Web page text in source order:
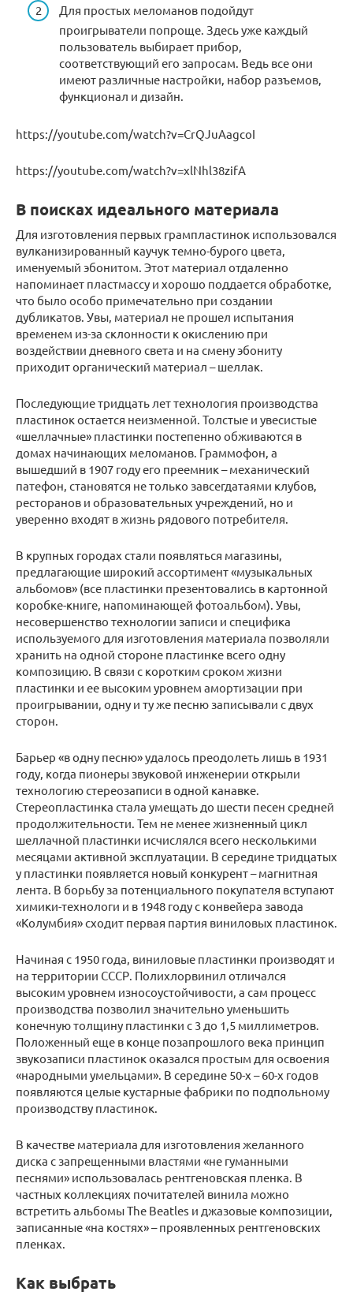
Для простых меломанов подойдут
проигрыватели попроще. Здесь уже каждый
пользователь выбирает прибор,
соответствующий его запросам. Ведь все они
имеют различные настройки, набор разъемов,
функционал и дизайн.
https://youtube.com/watch?v=CrQJuAagcoI
https://youtube.com/watch?v=xlNhl38zifA
В поисках идеального материала
Для изготовления первых грампластинок использовался
вулканизированный каучук темно-бурого цвета,
именуемый эбонитом. Этот материал отдаленно
напоминает пластмассу и хорошо поддается обработке,
что было особо примечательно при создании
дубликатов. Увы, материал не прошел испытания
временем из-за склонности к окислению при
воздействии дневного света и на смену эбониту
приходит органический материал – шеллак.
Последующие тридцать лет технология производства
пластинок остается неизменной. Толстые и увесистые
«шеллачные» пластинки постепенно обживаются в
домах начинающих меломанов. Граммофон, а
вышедший в 1907 году его преемник – механический
патефон, становятся не только завсегдатаями клубов,
ресторанов и образовательных учреждений, но и
уверенно входят в жизнь рядового потребителя.
В крупных городах стали появляться магазины,
предлагающие широкий ассортимент «музыкальных
альбомов» (все пластинки презентовались в картонной
коробке-книге, напоминающей фотоальбом). Увы,
несовершенство технологии записи и специфика
используемого для изготовления материала позволяли
хранить на одной стороне пластинке всего одну
композицию. В связи с коротким сроком жизни
пластинки и ее высоким уровнем амортизации при
проигрывании, одну и ту же песню записывали с двух
сторон.
Барьер «в одну песню» удалось преодолеть лишь в 1931
году, когда пионеры звуковой инженерии открыли
технологию стереозаписи в одной канавке.
Стереопластинка стала умещать до шести песен средней
продолжительности. Тем не менее жизненный цикл
шеллачной пластинки исчислялся всего несколькими
месяцами активной эксплуатации. В середине тридцатых
у пластинки появляется новый конкурент – магнитная
лента. В борьбу за потенциального покупателя вступают
химики-технологи и в 1948 году с конвейера завода
«Колумбия» сходит первая партия виниловых пластинок.
Начиная с 1950 года, виниловые пластинки производят и
на территории СССР. Полихлорвинил отличался
высоким уровнем износоустойчивости, а сам процесс
производства позволил значительно уменьшить
конечную толщину пластинки с 3 до 1,5 миллиметров.
Положенный еще в конце позапрошлого века принцип
звукозаписи пластинок оказался простым для освоения
«народными умельцами». В середине 50-х – 60-х годов
появляются целые кустарные фабрики по подпольному
производству пластинок.
В качестве материала для изготовления желанного
диска с запрещенными властями «не гуманными
песнями» использовалась рентгеновская пленка. В
частных коллекциях почитателей винила можно
встретить альбомы The Beatles и джазовые композиции,
записанные «на костях» – проявленных рентгеновских
пленках.
Как выбрать